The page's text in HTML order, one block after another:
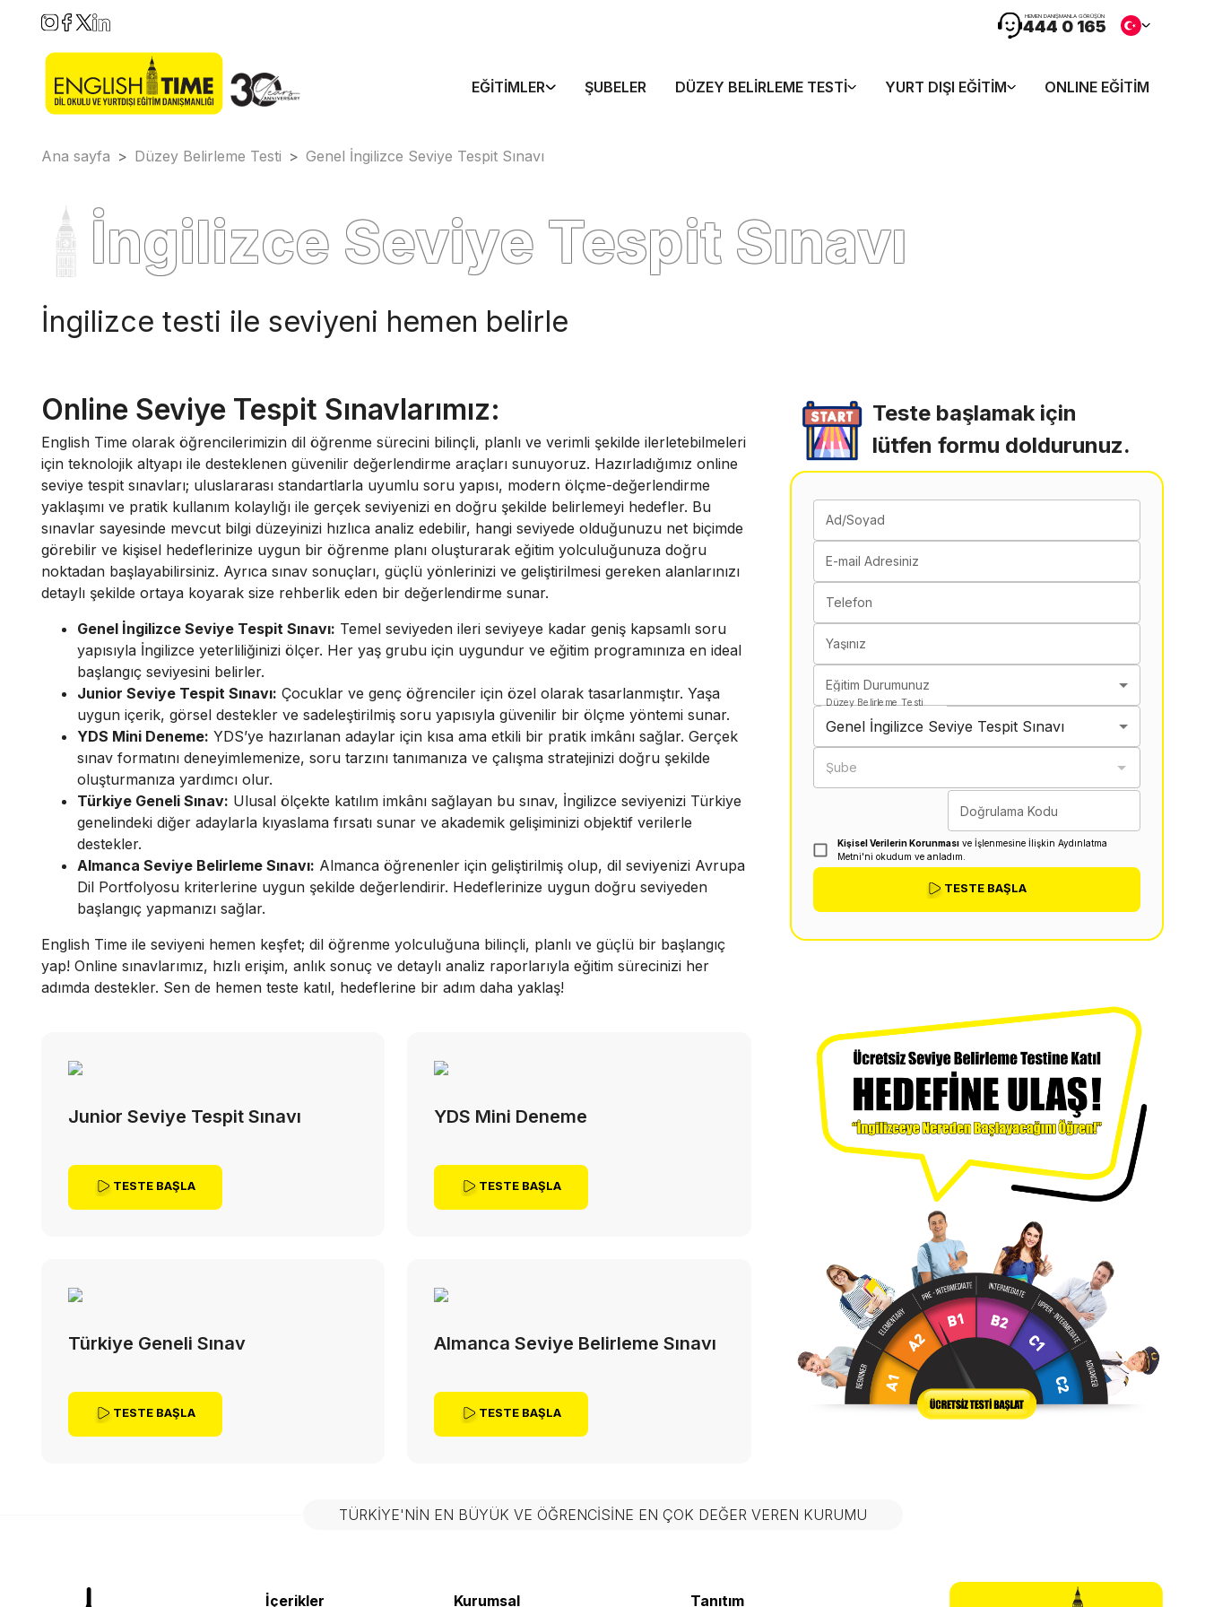
HEMEN DANIŞMANLA GÖRÜŞÜN
444 0 165
EĞITIMLER ŞUBELER DÜZEY BELIRLEME TESTI YURT DIŞI EĞITIM ONLINE EĞITIM
Ana sayfa > Düzey Belirleme Testi > Genel İngilizce Seviye Tespit Sınavı
İngilizce Seviye Tespit Sınavı
İngilizce testi ile seviyeni hemen belirle
Online Seviye Tespit Sınavlarımız:
English Time olarak öğrencilerimizin dil öğrenme sürecini bilinçli, planlı ve verimli şekilde ilerletebilmeleri
için teknolojik altyapı ile desteklenen güvenilir değerlendirme araçları sunuyoruz. Hazırladığımız online
seviye tespit sınavları; uluslararası standartlarla uyumlu soru yapısı, modern ölçme-değerlendirme
yaklaşımı ve pratik kullanım kolaylığı ile gerçek seviyenizi en doğru şekilde belirlemeyi hedefler. Bu
sınavlar sayesinde mevcut bilgi düzeyinizi hızlıca analiz edebilir, hangi seviyede olduğunuzu net biçimde
görebilir ve kişisel hedeflerinize uygun bir öğrenme planı oluşturarak eğitim yolculuğunuza doğru
noktadan başlayabilirsiniz. Ayrıca sınav sonuçları, güçlü yönlerinizi ve geliştirilmesi gereken alanlarınızı
detaylı şekilde ortaya koyarak size rehberlik eden bir değerlendirme sunar.
Genel İngilizce Seviye Tespit Sınavı: Temel seviyeden ileri seviyeye kadar geniş kapsamlı soru
yapısıyla İngilizce yeterliliğinizi ölçer. Her yaş grubu için uygundur ve eğitim programınıza en ideal
başlangıç seviyesini belirler.
Junior Seviye Tespit Sınavı: Çocuklar ve genç öğrenciler için özel olarak tasarlanmıştır. Yaşa
uygun içerik, görsel destekler ve sadeleştirilmiş soru yapısıyla güvenilir bir ölçme yöntemi sunar.
YDS Mini Deneme: YDS’ye hazırlanan adaylar için kısa ama etkili bir pratik imkânı sağlar. Gerçek
sınav formatını deneyimlemenize, soru tarzını tanımanıza ve çalışma stratejinizi doğru şekilde
oluşturmanıza yardımcı olur.
Türkiye Geneli Sınav: Ulusal ölçekte katılım imkânı sağlayan bu sınav, İngilizce seviyenizi Türkiye
genelindeki diğer adaylarla kıyaslama fırsatı sunar ve akademik gelişiminizi objektif verilerle
destekler.
Almanca Seviye Belirleme Sınavı: Almanca öğrenenler için geliştirilmiş olup, dil seviyenizi Avrupa
Dil Portfolyosu kriterlerine uygun şekilde değerlendirir. Hedeflerinize uygun doğru seviyeden
başlangıç yapmanızı sağlar.
English Time ile seviyeni hemen keşfet; dil öğrenme yolculuğuna bilinçli, planlı ve güçlü bir başlangıç
yap! Online sınavlarımız, hızlı erişim, anlık sonuç ve detaylı analiz raporlarıyla eğitim sürecinizi her
adımda destekler. Sen de hemen teste katıl, hedeflerine bir adım daha yaklaş!
Junior Seviye Tespit Sınavı
TESTE BAŞLA
YDS Mini Deneme
TESTE BAŞLA
Türkiye Geneli Sınav
TESTE BAŞLA
Almanca Seviye Belirleme Sınavı
TESTE BAŞLA
Teste başlamak için
lütfen formu doldurunuz.
Ad/Soyad
E-mail Adresiniz
Telefon
Yaşınız
Eğitim Durumunuz
Düzey Belirleme Testi
Genel İngilizce Seviye Tespit Sınavı
Şube
Doğrulama Kodu
Kişisel Verilerin Korunmasıve İşlenmesine İlişkin Aydınlatma
Metni'ni okudum ve anladım.
TESTE BAŞLA
TÜRKIYE'NIN EN BÜYÜK VE ÖĞRENCISINE EN ÇOK DEĞER VEREN KURUMU
İçerikler Kurumsal Tanıtım